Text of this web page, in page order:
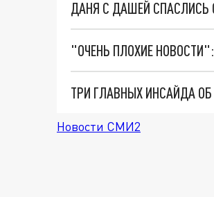
ДАНЯ С ДАШЕЙ СПАСЛИСЬ
Новости СМИ2